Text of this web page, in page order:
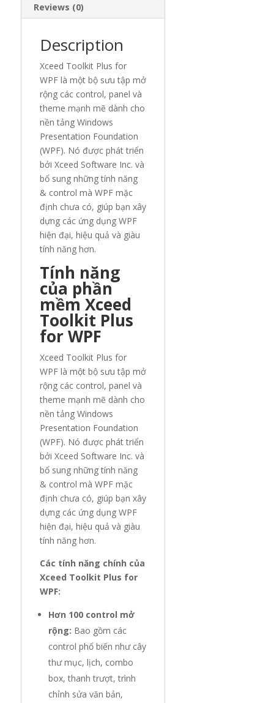
Reviews (0)
Description
Xceed Toolkit Plus for
WPF là một bộ sưu tập mở
rộng các control, panel và
theme mạnh mẽ dành cho
nền tảng Windows
Presentation Foundation
(WPF). Nó được phát triển
bởi Xceed Software Inc. và
bổ sung những tính năng
& control mà WPF mặc
định chưa có, giúp bạn xây
dựng các ứng dụng WPF
hiện đại, hiệu quả và giàu
tính năng hơn.
Tính năng
của phần
mềm Xceed
Toolkit Plus
for WPF
Xceed Toolkit Plus for
WPF là một bộ sưu tập mở
rộng các control, panel và
theme mạnh mẽ dành cho
nền tảng Windows
Presentation Foundation
(WPF). Nó được phát triển
bởi Xceed Software Inc. và
bổ sung những tính năng
& control mà WPF mặc
định chưa có, giúp bạn xây
dựng các ứng dụng WPF
hiện đại, hiệu quả và giàu
tính năng hơn.
Các tính năng chính của
Xceed Toolkit Plus for
WPF:
Hơn 100 control mở
rộng: Bao gồm các
control phổ biến như cây
thư mục, lịch, combo
box, thanh trượt, trình
chỉnh sửa văn bản,